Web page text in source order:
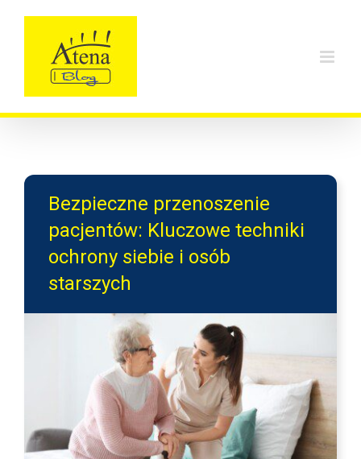
Bezpieczne przenoszenie
pacjentów: Kluczowe techniki
ochrony siebie i osób
starszych